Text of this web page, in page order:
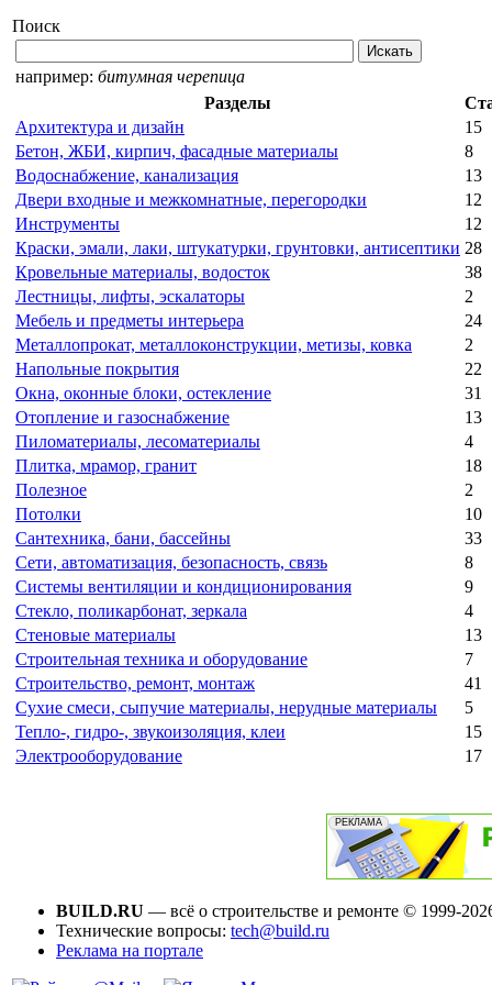
Поиск
например: битумная черепица
Разделы
Архитектура и дизайн
15
Бетон, ЖБИ, кирпич, фасадные материалы
8
Водоснабжение, канализация
13
Двери входные и межкомнатные, перегородки
12
Инструменты
12
Краски, эмали, лаки, штукатурки, грунтовки, антисептики 28
Кровельные материалы, водосток
38
Лестницы, лифты, эскалаторы
2
Мебель и предметы интерьера
24
Металлопрокат, металлоконструкции, метизы, ковка
2
Напольные покрытия
22
Окна, оконные блоки, остекление
31
Отопление и газоснабжение
13
Пиломатериалы, лесоматериалы
4
Плитка, мрамор, гранит
18
Полезное
2
Потолки
10
Сантехника, бани, бассейны
33
Сети, автоматизация, безопасность, связь
8
Системы вентиляции и кондиционирования
9
Стекло, поликарбонат, зеркала
4
Стеновые материалы
13
Строительная техника и оборудование
7
Строительство, ремонт, монтаж
41
Сухие смеси, сыпучие материалы, нерудные материалы
5
Тепло-, гидро-, звукоизоляция, клеи
15
Электрооборудование
17
BUILD.RU — всё о строительстве и ремонте © 1999-
Технические вопросы: tech@build.ru
Реклама на портале